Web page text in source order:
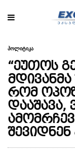
პოლიტიკა
“ეუთოს
რომ